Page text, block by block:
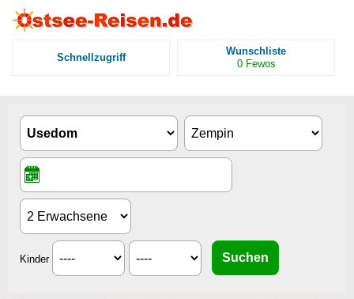
Schnellzugriff
Wunschliste
0 Fewos
Kinder